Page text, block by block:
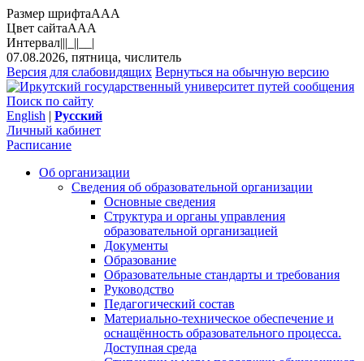
Размер шрифтаAAA
Цвет сайтаAAA
Интервал|||_||__|
07.08.2026, пятница, числитель
Версия для слабовидящих Вернуться на обычную версию
Поиск по сайту
English | Русский
Личный кабинет
Расписание
Об организации
Сведения об образовательной организации
Основные сведения
Структура и органы управления
образовательной организацией
Документы
Образование
Образовательные стандарты и требования
Руководство
Педагогический состав
Материально-техническое обеспечение и
оснащённость образовательного процесса.
Доступная среда